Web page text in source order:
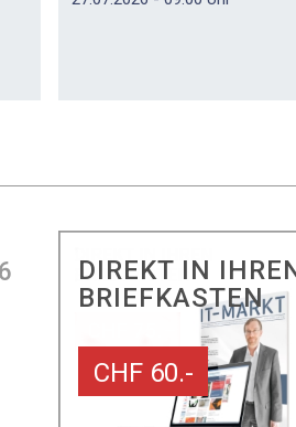
DIREKT IN
BRIEFKASTEN
CHF 60.-